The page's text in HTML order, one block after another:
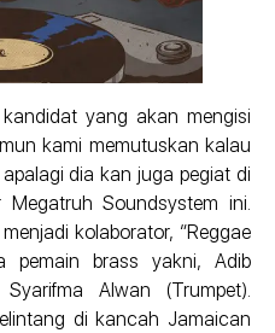
yang akan mengisi
kami memutuskan kalau
dia kan juga pegiat di
Soundsystem ini.
kolaborator, “Reggae
pemain brass yakni, Adib
Alwan (Trumpet).
di kancah Jamaican